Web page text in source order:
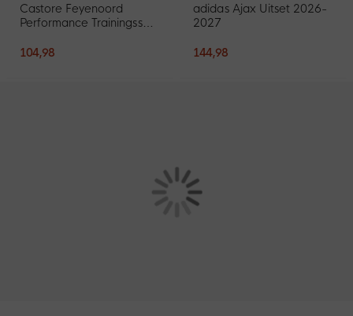
Castore Feyenoord
Performance Trainingsset
Zwart
104,98
adidas Ajax Uitset 2026-
2027
144,98